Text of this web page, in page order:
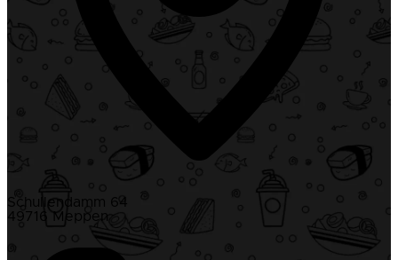
Schullendamm 64
49716 Meppen